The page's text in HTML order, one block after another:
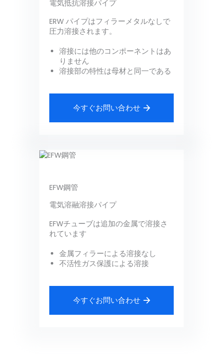
電気抵抗溶接パイプ
ERW パイプはフィラーメタルなしで
圧力溶接されます。
溶接には他のコンポーネントはあ
りません
溶接部の特性は母材と同一である
今すぐお問い合わせ
EFW鋼管
電気溶融溶接パイプ
EFWチューブは追加の金属で溶接さ
れています
金属フィラーによる溶接なし
不活性ガス保護による溶接
今すぐお問い合わせ